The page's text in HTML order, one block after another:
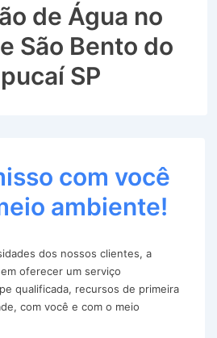
de Água no
São Bento do
SP
com você
ambiente!
dos nossos clientes, a
oferecer um serviço
qualificada, recursos de primeira
com você e com o meio